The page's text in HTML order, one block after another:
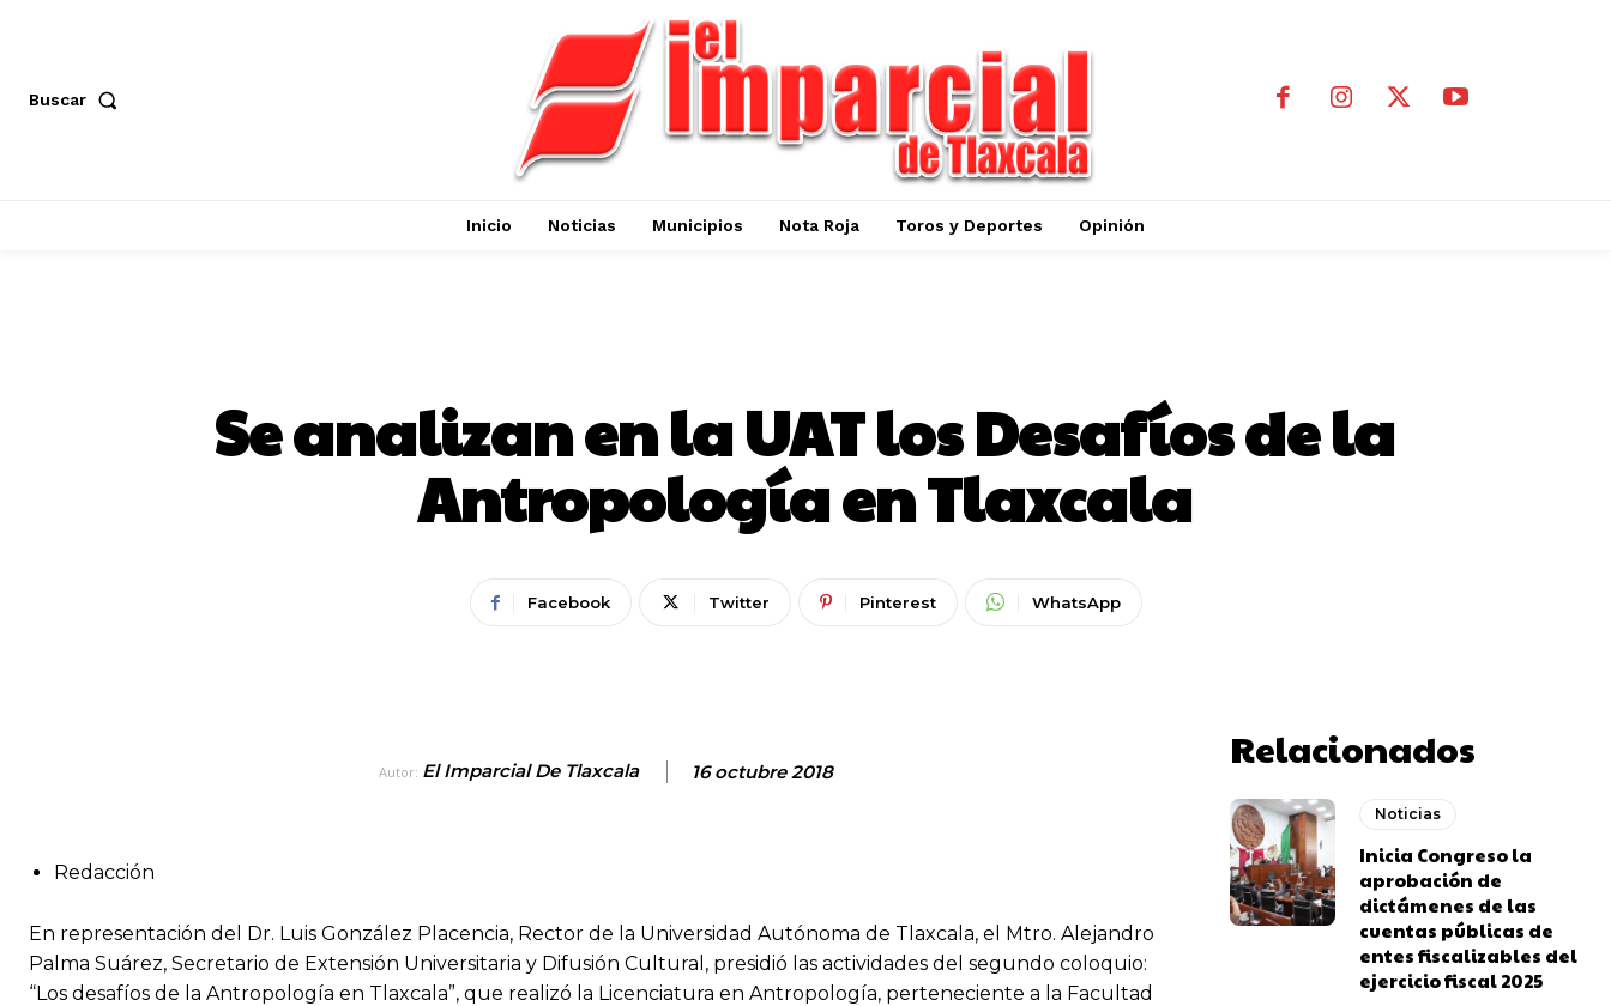
Buscar
Inicio Noticias Municipios Nota Roja Toros y Deportes Opinión
Se analizan en la UAT los Desafíos de la
Antropología en Tlaxcala
Facebook Twitter Pinterest WhatsApp
Autor: El Imparcial De Tlaxcala 16 octubre 2018
Redacción
En representación del Dr. Luis González Placencia, Rector de la Universidad Autónoma de Tlaxcala, el Mtro. Alejandro
Palma Suárez, Secretario de Extensión Universitaria y Difusión Cultural, presidió las actividades del segundo coloquio:
“Los desafíos de la Antropología en Tlaxcala”, que realizó la Licenciatura en Antropología, perteneciente a la Facultad
Relacionados
Noticias
Inicia Congreso la
aprobación de
dictámenes de las
cuentas públicas de
entes fiscalizables del
ejercicio fiscal 2025